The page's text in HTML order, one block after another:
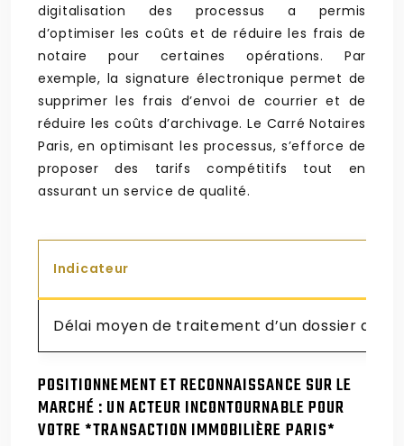
digitalisation des processus a permis
d’optimiser les coûts et de réduire les frais de
notaire pour certaines opérations. Par
exemple, la signature électronique permet de
supprimer les frais d’envoi de courrier et de
réduire les coûts d’archivage. Le Carré Notaires
Paris, en optimisant les processus, s’efforce de
proposer des tarifs compétitifs tout en
assurant un service de qualité.
Indicateur
Délai moyen de traitement d’un dossier de
POSITIONNEMENT ET RECONNAISSANCE SUR LE
MARCHÉ : UN ACTEUR INCONTOURNABLE POUR
VOTRE *TRANSACTION IMMOBILIÈRE PARIS*